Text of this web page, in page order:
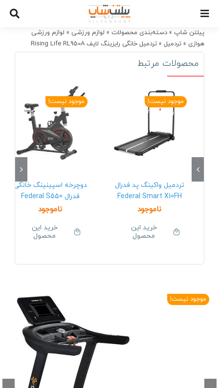
contentپیلتن شاپ » دسته‌بندی محصولات » لوازم ورزشی » لوازم ورزشی
هوازی » تردمیل » تردمیل خانگی رایزینگ لایف Rising Life RL950A
محصولات مرتبط
موجود نیست!
تردمیل واکینگ پد فدرال
Federal Smart X10FH
ناموجود
خرید این
محصول
موجود نیست!
دوچرخه اسپینینگ خانگی
فدرال Federal S550
ناموجود
خرید این
محصول
موجود نیست!